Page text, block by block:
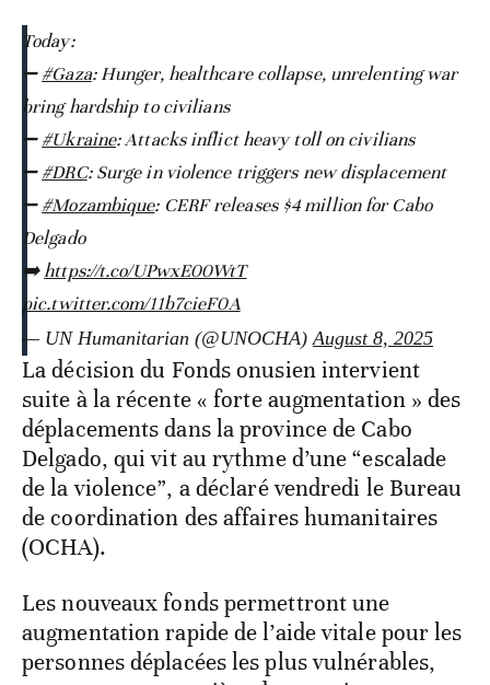
Today:
➖#Gaza: Hunger, healthcare collapse, unrelenting war
bring hardship to civilians
➖#Ukraine: Attacks inflict heavy toll on civilians
➖#DRC: Surge in violence triggers new displacement
➖#Mozambique: CERF releases $4 million for Cabo
Delgado
➡️https://t.co/UPwxE00WtT
pic.twitter.com/11b7cieF0A
— UN Humanitarian (@UNOCHA)August 8, 2025
La décision du Fonds onusien intervient
suite à la récente « forte augmentation » des
déplacements dans la province de Cabo
Delgado, qui vit au rythme d’une “escalade
de la violence”, a déclaré vendredi le Bureau
de coordination des affaires humanitaires
(OCHA).
Les nouveaux fonds permettront une
augmentation rapide de l’aide vitale pour les
personnes déplacées les plus vulnérables,